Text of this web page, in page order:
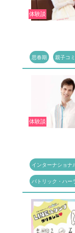
体験談
思春期 親子コ
体験談
インターナショナ
パトリック・ハー